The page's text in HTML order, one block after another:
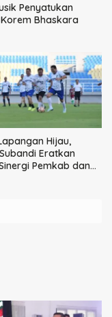
Penyatukan
Bhaskara
Hijau,
Eratkan
Pemkab dan